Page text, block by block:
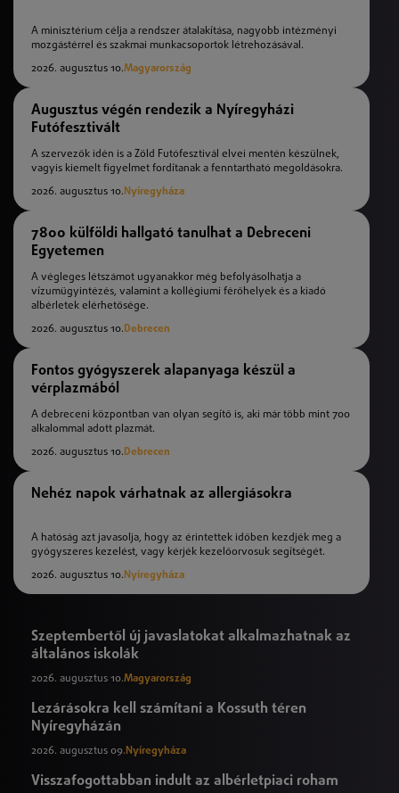
A minisztérium célja a rendszer átalakítása, nagyobb intézményi
mozgástérrel és szakmai munkacsoportok létrehozásával.
2026. augusztus 10.Magyarország
Augusztus végén rendezik a Nyíregyházi
Futófesztivált
A szervezők idén is a Zöld Futófesztivál elvei mentén készülnek,
vagyis kiemelt figyelmet fordítanak a fenntartható megoldásokra.
2026. augusztus 10. Nyíregyháza
7800 külföldi hallgató tanulhat a Debreceni
Egyetemen
A végleges létszámot ugyanakkor még befolyásolhatja a
vízumügyintézés, valamint a kollégiumi férőhelyek és a kiadó
albérletek elérhetősége.
2026. augusztus 10.Debrecen
Fontos gyógyszerek alapanyaga készül a
vérplazmából
A debreceni központban van olyan segítő is, aki már több mint 700
alkalommal adott plazmát.
2026. augusztus 10.Debrecen
Nehéz napok várhatnak az allergiásokra
A hatóság azt javasolja, hogy az érintettek időben kezdjék meg a
gyógyszeres kezelést, vagy kérjék kezelőorvosuk segítségét.
2026. augusztus 10. Nyíregyháza
Szeptembertől új javaslatokat alkalmazhatnak az
általános iskolák
2026. augusztus 10.Magyarország
Lezárásokra kell számítani a Kossuth téren
Nyíregyházán
2026. augusztus 09. Nyíregyháza
Visszafogottabban indult az albérletpiaci roham